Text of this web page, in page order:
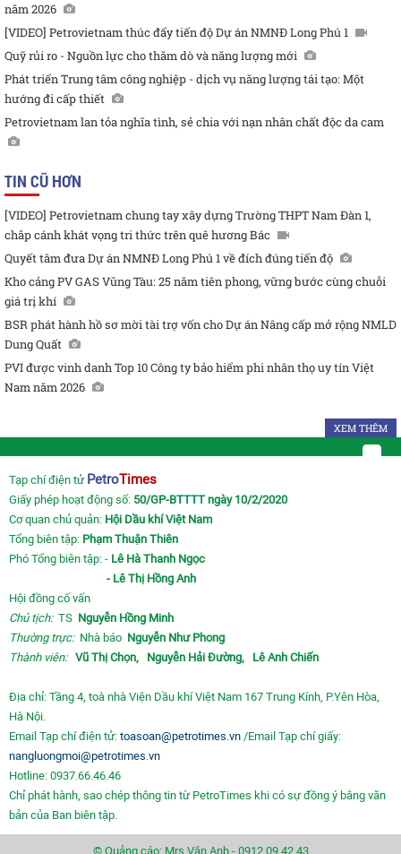
năm 2026
[VIDEO] Petrovietnam thúc đẩy tiến độ Dự án NMNĐ Long Phú 1
Quỹ rủi ro - Nguồn lực cho thăm dò và năng lượng mới
Phát triển Trung tâm công nghiệp - dịch vụ năng lượng tái tạo: Một
hướng đi cấp thiết
Petrovietnam lan tỏa nghĩa tình, sẻ chia với nạn nhân chất độc da cam
TIN CŨ HƠN
[VIDEO] Petrovietnam chung tay xây dựng Trường THPT Nam Đàn 1,
chắp cánh khát vọng tri thức trên quê hương Bác
Quyết tâm đưa Dự án NMNĐ Long Phú 1 về đích đúng tiến độ
Kho cảng PV GAS Vũng Tàu: 25 năm tiên phong, vững bước cùng chuỗi
giá trị khí
BSR phát hành hồ sơ mời tài trợ vốn cho Dự án Nâng cấp mở rộng NMLD
Dung Quất
PVI được vinh danh Top 10 Công ty bảo hiểm phi nhân thọ uy tín Việt
Nam năm 2026
XEM THÊM
Tạp chí điện tử PetroTimes
Giấy phép hoạt động số: 50/GP-BTTTT ngày 10/2/2020
Cơ quan chủ quản: Hội Dầu khí Việt Nam
Tổng biên tập: Phạm Thuận Thiên
Phó Tổng biên tập: - Lê Hà Thanh Ngọc
- Lê Thị Hồng Anh
Hội đồng cố vấn
Chủ tịch:TS Nguyễn Hồng Minh
Thường trực: Nhà báo Nguyễn Như Phong
Thành viên: Vũ Thị Chọn, Nguyễn Hải Đường, Lê Anh Chiến
Địa chỉ: Tầng 4, toà nhà Viện Dầu khí Việt Nam 167 Trung Kính, P.Yên Hòa,
Hà Nội.
Email Tạp chí điện tử: toasoan@petrotimes.vn /Email Tạp chí giấy:
nangluongmoi@petrotimes.vn
Hotline: 0937.66.46.46
Chỉ phát hành, sao chép thông tin từ PetroTimes khi có sự đồng ý bằng văn
bản của Ban biên tập.
© Quảng cáo: Mrs Vân Anh - 0912.09.42.43